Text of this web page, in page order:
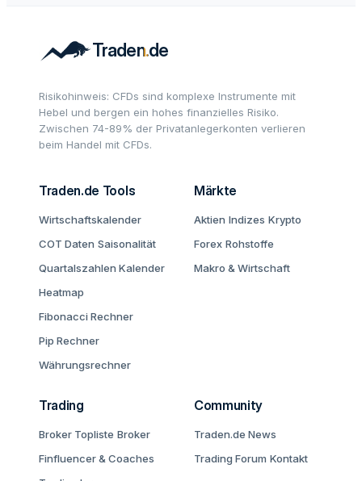
Risikohinweis: CFDs sind komplexe Instrumente mit
Hebel und bergen ein hohes finanzielles Risiko.
Zwischen 74-89% der Privatanlegerkonten verlieren
beim Handel mit CFDs.
Traden.de Tools
Wirtschaftskalender
COT Daten Saisonalität
Quartalszahlen Kalender
Heatmap
Fibonacci Rechner
Pip Rechner
Währungsrechner
Märkte
Aktien Indizes Krypto
Forex Rohstoffe
Makro & Wirtschaft
Trading
Broker Topliste Broker
Finfluencer & Coaches
Community
Traden.de News
Trading Forum Kontakt